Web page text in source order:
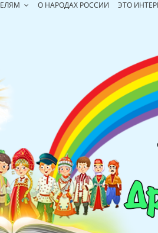
О НАРОДАХ РОССИИ ЭТО